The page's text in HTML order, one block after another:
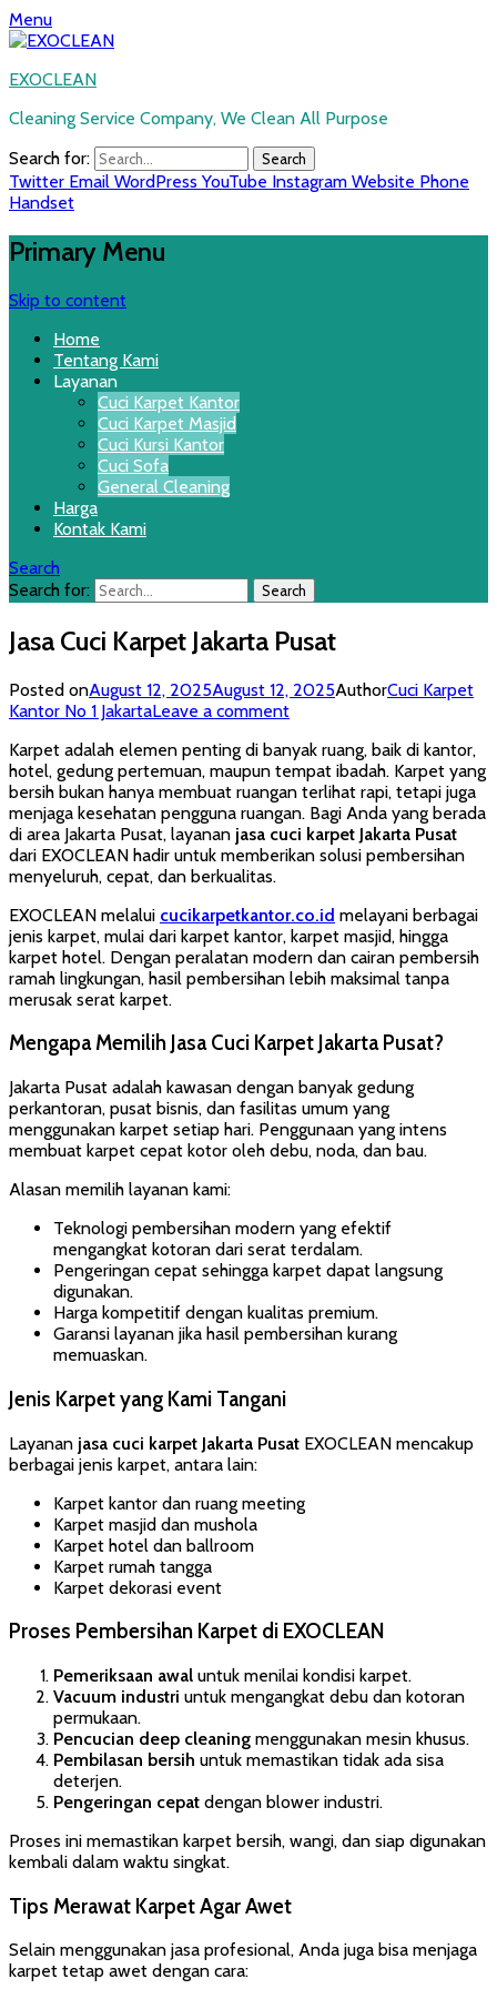
Menu
EXOCLEAN
Cleaning Service Company, We Clean All Purpose
Search for:
Twitter Email WordPress YouTube Instagram Website Phone
Handset
Primary Menu
Skip to content
Home
Tentang Kami
Layanan
Cuci Karpet Kantor
Cuci Karpet Masjid
Cuci Kursi Kantor
Cuci Sofa
General Cleaning
Harga
Kontak Kami
Search
Search for:
Jasa Cuci Karpet Jakarta Pusat
Posted onAugust 12, 2025August 12, 2025AuthorCuci Karpet
Kantor No 1 JakartaLeave a comment
Karpet adalah elemen penting di banyak ruang, baik di kantor,
hotel, gedung pertemuan, maupun tempat ibadah. Karpet yang
bersih bukan hanya membuat ruangan terlihat rapi, tetapi juga
menjaga kesehatan pengguna ruangan. Bagi Anda yang berada
di area Jakarta Pusat, layanan jasa cuci karpet Jakarta Pusat
dari EXOCLEAN hadir untuk memberikan solusi pembersihan
menyeluruh, cepat, dan berkualitas.
EXOCLEAN melalui cucikarpetkantor.co.id melayani berbagai
jenis karpet, mulai dari karpet kantor, karpet masjid, hingga
karpet hotel. Dengan peralatan modern dan cairan pembersih
ramah lingkungan, hasil pembersihan lebih maksimal tanpa
merusak serat karpet.
Mengapa Memilih Jasa Cuci Karpet Jakarta Pusat?
Jakarta Pusat adalah kawasan dengan banyak gedung
perkantoran, pusat bisnis, dan fasilitas umum yang
menggunakan karpet setiap hari. Penggunaan yang intens
membuat karpet cepat kotor oleh debu, noda, dan bau.
Alasan memilih layanan kami:
Teknologi pembersihan modern yang efektif
mengangkat kotoran dari serat terdalam.
Pengeringan cepat sehingga karpet dapat langsung
digunakan.
Harga kompetitif dengan kualitas premium.
Garansi layanan jika hasil pembersihan kurang
memuaskan.
Jenis Karpet yang Kami Tangani
Layanan jasa cuci karpet Jakarta Pusat EXOCLEAN mencakup
berbagai jenis karpet, antara lain:
Karpet kantor dan ruang meeting
Karpet masjid dan mushola
Karpet hotel dan ballroom
Karpet rumah tangga
Karpet dekorasi event
Proses Pembersihan Karpet di EXOCLEAN
Pemeriksaan awal untuk menilai kondisi karpet.
Vacuum industri untuk mengangkat debu dan kotoran
permukaan.
Pencucian deep cleaning menggunakan mesin khusus.
Pembilasan bersih untuk memastikan tidak ada sisa
deterjen.
Pengeringan cepat dengan blower industri.
Proses ini memastikan karpet bersih, wangi, dan siap digunakan
kembali dalam waktu singkat.
Tips Merawat Karpet Agar Awet
Selain menggunakan jasa profesional, Anda juga bisa menjaga
karpet tetap awet dengan cara: